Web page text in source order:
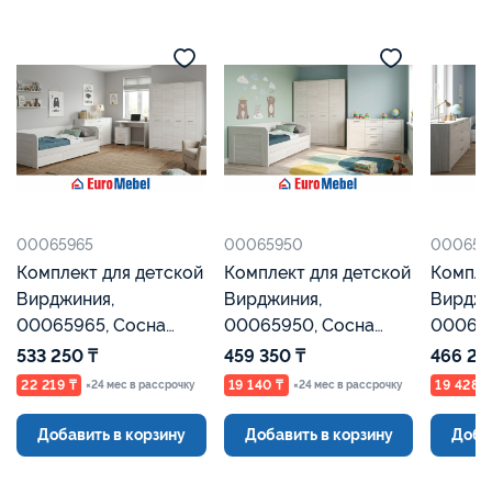
00065965
Комплект для детской
Вирджиния,
00065965, Сосна
Каньон Евромебель
533 250 ₸
22 219 ₸ ×24 мес в рассрочку
Добавить в корзину
00065950
Комплект для детской
Вирджиния,
00065950, Сосна
Каньон Евромебель
459 350 ₸
19 140 ₸ ×24 мес в рассрочку
Добавить в корзину
466
19 428 ₸